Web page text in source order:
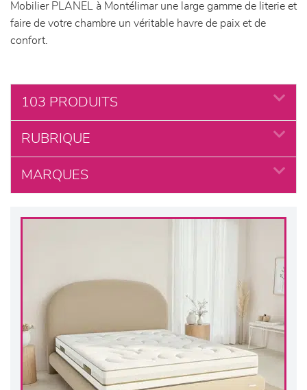
literie
Mobilier PLANEL à Montélimar une large gamme de literie et
faire de votre chambre un véritable havre de paix et de
confort.
103 PRODUITS
RUBRIQUE
MARQUES